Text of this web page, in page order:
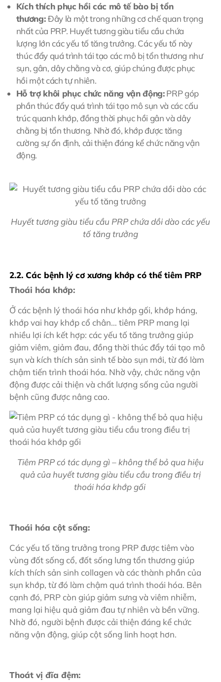
Kích thích phục hồi các mô tế bào bị tổn
thương:Đây là một trong những cơ chế quan trọng
nhất của PRP. Huyết tương giàu tiểu cầu chứa
lượng lớn các yếu tố tăng trưởng. Các yếu tố này
thúc đẩy quá trình tái tạo các mô bị tổn thương như
sụn, gân, dây chằng và cơ, giúp chúng được phục
hồi một cách tự nhiên.
Hỗ trợ khôi phục chức năng vận động:PRP góp
phần thúc đẩy quá trình tái tạo mô sụn và các cấu
trúc quanh khớp, đồng thời phục hồi gân và dây
chằng bị tổn thương. Nhờ đó, khớp được tăng
cường sự ổn định, cải thiện đáng kể chức năng vận
động.
Huyết tương giàu tiểu cầu PRP chứa dồi dào các yếu
tố tăng trưởng
2.2. Các bệnh lý cơ xương khớp có thể tiêm PRP
Thoái hóa khớp:
Ở các bệnh lý thoái hóa như khớp gối, khớp háng,
khớp vai hay khớp cổ chân… tiêm PRP mang lại
nhiều lợi ích kết hợp: các yếu tố tăng trưởng giúp
giảm viêm, giảm đau, đồng thời thúc đẩy tái tạo mô
sụn và kích thích sản sinh tế bào sụn mới, từ đó làm
chậm tiến trình thoái hóa. Nhờ vậy, chức năng vận
động được cải thiện và chất lượng sống của người
bệnh cũng được nâng cao.
Tiêm PRP có tác dụng gì – không thể bỏ qua hiệu
quả của huyết tương giàu tiểu cầu trong điều trị
thoái hóa khớp gối
Thoái hóa cột sống:
Các yếu tố tăng trưởng trong PRP được tiêm vào
vùng đốt sống cổ, đốt sống lưng tổn thương giúp
kích thích sản sinh collagen và các thành phần của
sụn khớp, từ đó làm chậm quá trình thoái hóa. Bên
cạnh đó, PRP còn giúp giảm sưng và viêm nhiễm,
mang lại hiệu quả giảm đau tự nhiên và bền vững.
Nhờ đó, người bệnh được cải thiện đáng kể chức
năng vận động, giúp cột sống linh hoạt hơn.
Thoát vị đĩa đệm: